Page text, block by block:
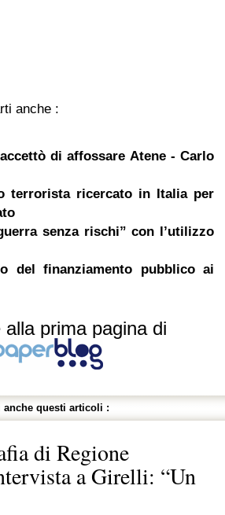
anche :
di affossare Atene - Carlo
terrorista ricercato in Italia per
senza rischi” con l’utilizzo
del finanziamento pubblico ai
alla prima pagina di
questi articoli :
di Regione
a Girelli: “Un